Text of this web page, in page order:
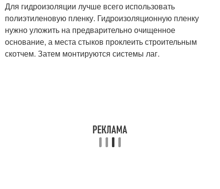
Для гидроизоляции лучше всего использовать
полиэтиленовую пленку. Гидроизоляционную пленку
нужно уложить на предварительно очищенное
основание, а места стыков проклеить строительным
скотчем. Затем монтируются системы лаг.